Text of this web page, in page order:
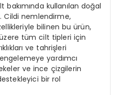
bakımında kullanılan doğal
Cildi nemlendirme,
bilinen bu ürün,
tüm cilt tipleri için
ve tahrişleri
yardımcı
ve ince çizgilerin
bir rol